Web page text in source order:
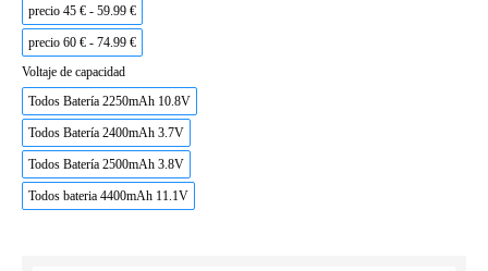
precio 45 € - 59.99 €
precio 60 € - 74.99 €
Voltaje de capacidad
Todos Batería 2250mAh 10.8V
Todos Batería 2400mAh 3.7V
Todos Batería 2500mAh 3.8V
Todos bateria 4400mAh 11.1V